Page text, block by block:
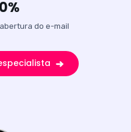
do e-mail